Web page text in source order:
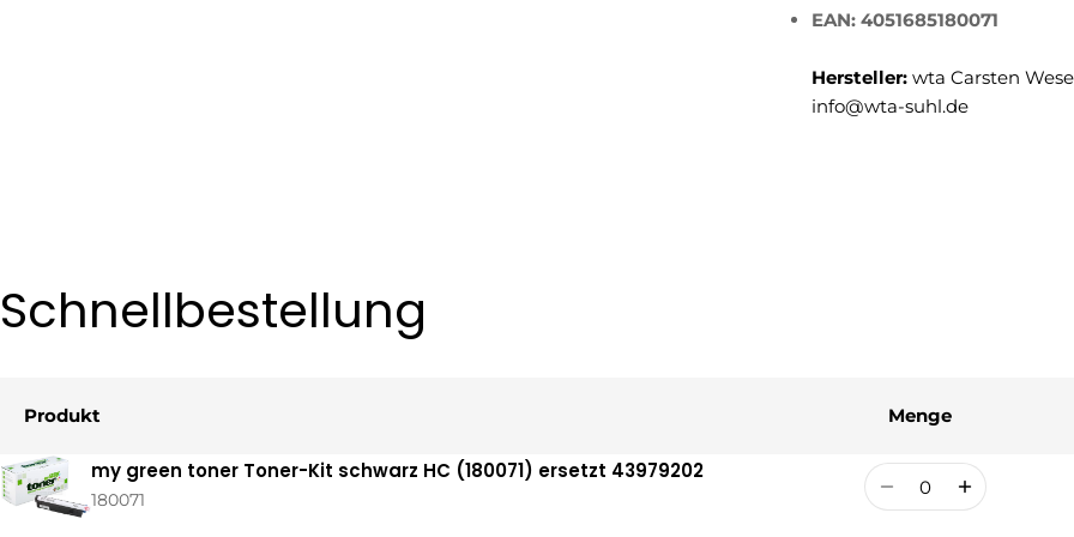
EAN: 4051685180071
Hersteller: wta Carsten
info@wta-suhl.de
Schnellbestellung
Ihr
Warenkorb
Produkt Menge
my green toner Toner-Kit schwarz HC (180071) ersetzt 43979202
180071
Menge